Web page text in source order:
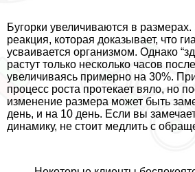
Бугорки увеличиваются в
реакция, которая доказывает, что
усваивается организмом. Однако
растут только несколько часов
увеличиваясь примерно на 30%.
процесс роста протекает вяло, но
изменение размера может быть
день, и на 10 день. Если вы
динамику, не стоит медлить с